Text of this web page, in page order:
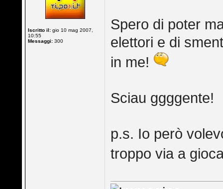
Iscritto il: gio 10 mag 2007,
10:55
Messaggi: 300
Spero di poter
elettori e di
in me!
Sciau ggggente!
p.s. Io però
troppo via a